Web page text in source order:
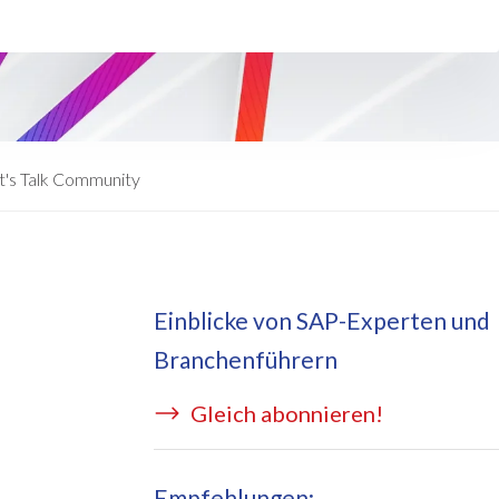
Form
Learning Request
auf Azure
BRIDGE Managed Services
Talk Community
Einblicke von SAP-Experten und
Branchenführern
Gleich abonnieren!